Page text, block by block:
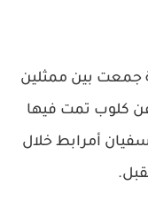
جمعت بين ممثلين
كلوب تمت فيها
أمرابط خلال